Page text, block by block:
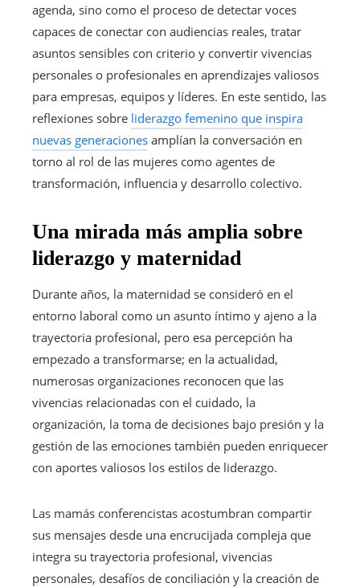
agenda, sino como el proceso de detectar voces
capaces de conectar con audiencias reales, tratar
asuntos sensibles con criterio y convertir vivencias
personales o profesionales en aprendizajes valiosos
para empresas, equipos y líderes. En este sentido, las
reflexiones sobre liderazgo femenino que inspira
nuevas generaciones amplían la conversación en
torno al rol de las mujeres como agentes de
transformación, influencia y desarrollo colectivo.
Una mirada más amplia sobre
liderazgo y maternidad
Durante años, la maternidad se consideró en el
entorno laboral como un asunto íntimo y ajeno a la
trayectoria profesional, pero esa percepción ha
empezado a transformarse; en la actualidad,
numerosas organizaciones reconocen que las
vivencias relacionadas con el cuidado, la
organización, la toma de decisiones bajo presión y la
gestión de las emociones también pueden enriquecer
con aportes valiosos los estilos de liderazgo.
Las mamás conferencistas acostumbran compartir
sus mensajes desde una encrucijada compleja que
integra su trayectoria profesional, vivencias
personales, desafíos de conciliación y la creación de